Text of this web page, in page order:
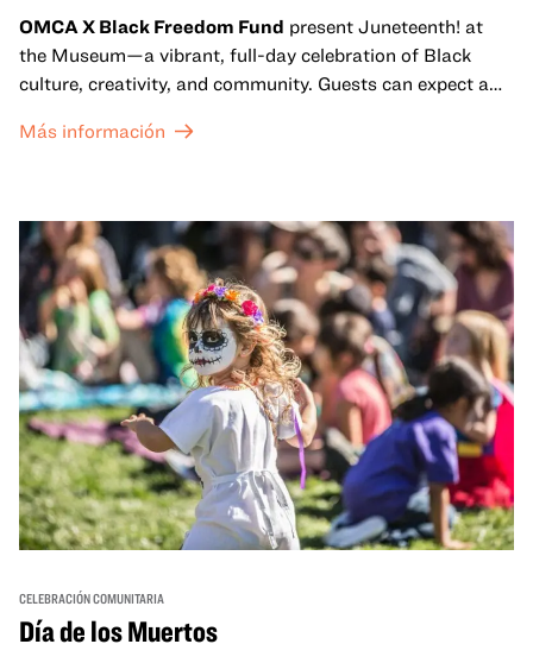
OMCA X Black Freedom Fund present Juneteenth! at
the Museum—a vibrant, full-day celebration of Black
culture, creativity, and community. Guests can expect a
sets from boundary-pushing artists, delicious offerings
move, make, and connect in celebration of Black culture.
Más información
CELEBRACIÓN COMUNITARIA
Día de los Muertos